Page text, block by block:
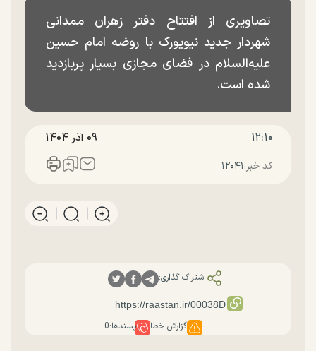
تصاویری از افتتاح دفتر زهران ممدانی
شهردار جدید نیویورک با روضه امام حسین
علیه‌السلام در فضای مجازی بسیار پربازدید
شده است.
۱۲:۱۰ ۰۹ آذر ۱۴۰۴
کد خبر:۱۲۰۴۱
اشتراک گذاری:
گزارش خطا پسندها:0